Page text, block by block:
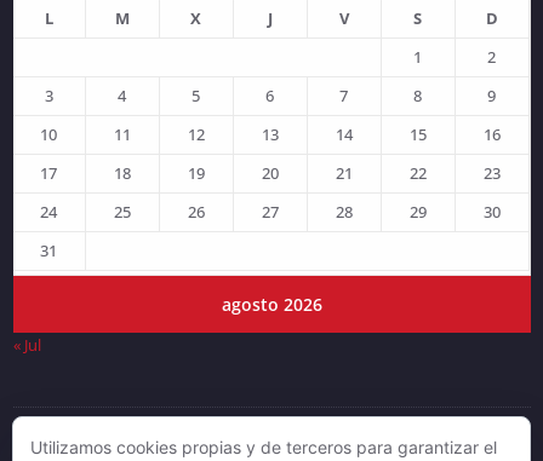
agosto 2026
L M X J V S
D
1
2
3
4 5 6 7 8
9
10
11 12 13 14 15
16
17
18 19 20 21 22
23
24
25 26 27 28 29
30
31
« Jul
© DJLV 2019
Utilizamos cookies propias y de terceros para garantizar el